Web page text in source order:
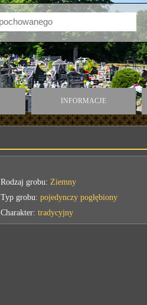
INFORMACJE
Rodzaj grobu:Ziemny
Typ grobu:pojedynczy pogłębiony
Charakter:tradycyjny